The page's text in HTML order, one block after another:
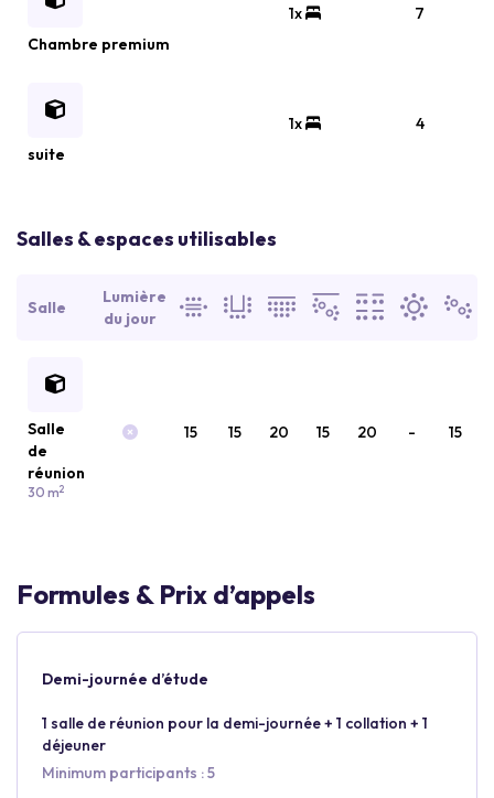
Chambre premium
1x 7
suite
1x 4
Salles & espaces utilisables
Salle
Lumière
du jour
Salle
de
réunion
30 m2
15 15 20 15 20 - 15
Formules & Prix d’appels
Demi-journée d’étude
1 salle de réunion pour la demi-journée + 1 collation + 1
déjeuner
Minimum participants : 5